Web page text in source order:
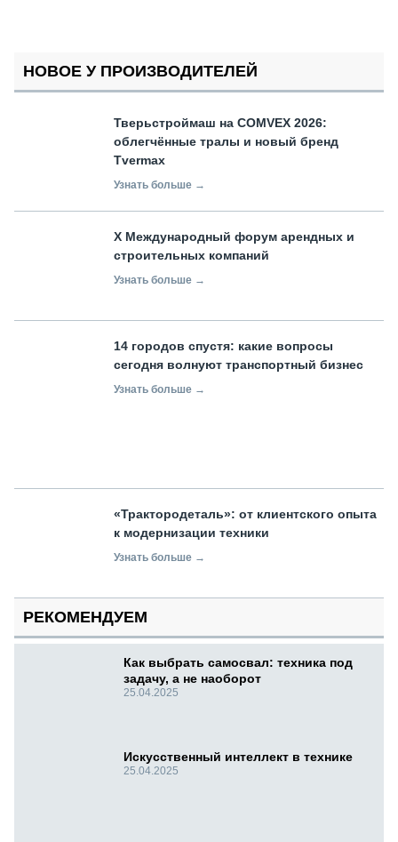
НОВОЕ У ПРОИЗВОДИТЕЛЕЙ
Тверьстроймаш на COMVEX 2026:
облегчённые тралы и новый бренд
Tvermax
Узнать больше →
X Международный форум арендных и
строительных компаний
Узнать больше →
14 городов спустя: какие вопросы
сегодня волнуют транспортный бизнес
Узнать больше →
«Трактородеталь»: от клиентского опыта
к модернизации техники
Узнать больше →
РЕКОМЕНДУЕМ
Как выбрать самосвал: техника под
задачу, а не наоборот
25.04.2025
Искусственный интеллект в технике
25.04.2025